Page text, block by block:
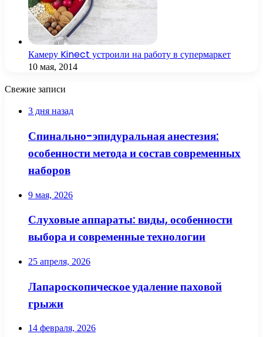
Камеру Kinect устроили на работу в супермаркет
10 мая, 2014
Свежие записи
3 дня назад
Спинально-эпидуральная анестезия:
особенности метода и состав современных
наборов
9 мая, 2026
Слуховые аппараты: виды, особенности
выбора и современные технологии
25 апреля, 2026
Лапароскопическое удаление паховой
грыжи
14 февраля, 2026